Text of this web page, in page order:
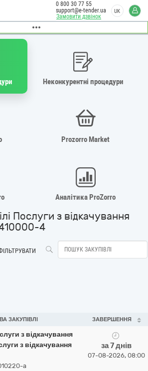
Замовити дзвінок
0 800 30 77 55
support@e-tender.ua
UK
Неконкурентні процедури
Prozorro Market
Аналітика ProZorro
Послуги з відкачування
4
ЗАКУПІВЛІ ЗАВЕРШЕННЯ
з відкачування
з відкачування
a
за 7 днів
07-08-2026, 08:00